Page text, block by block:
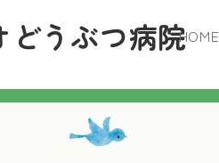
どうぶつ病院HOME